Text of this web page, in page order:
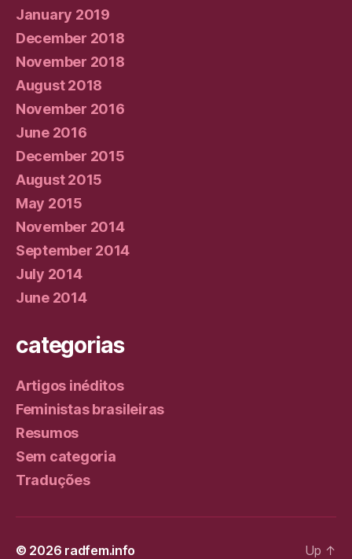
January 2019
December 2018
November 2018
August 2018
November 2016
June 2016
December 2015
August 2015
May 2015
November 2014
September 2014
July 2014
June 2014
categorias
Artigos inéditos
Feministas brasileiras
Resumos
Sem categoria
Traduções
© 2026 radfem.info Up ↑